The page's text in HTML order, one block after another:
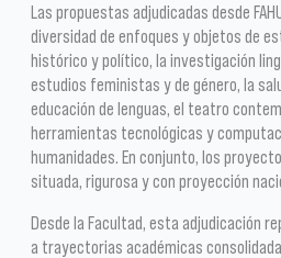
Las propuestas adjudicadas desde
diversidad de enfoques y objetos de
histórico y político, la investigación
estudios feministas y de género, la
educación de lenguas, el teatro
herramientas tecnológicas y
humanidades. En conjunto, los
situada, rigurosa y con proyección
Desde la Facultad, esta adjudicación
a trayectorias académicas